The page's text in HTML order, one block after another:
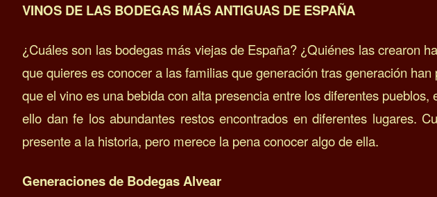
VINOS DE LAS BODEGAS MÁS ANTIGUAS DE ESPAÑA
¿Cuáles son las bodegas más viejas de España? ¿Quiénes las crearon
que quieres es conocer a las familias que generación tras generación
queel vino es una bebida con alta presencia entre los diferentes
ello dan fe los abundantes restos encontrados en diferentes lugares.
presente a la historia, pero merece la pena conocer algo de ella.
Generaciones de Bodegas Alvear